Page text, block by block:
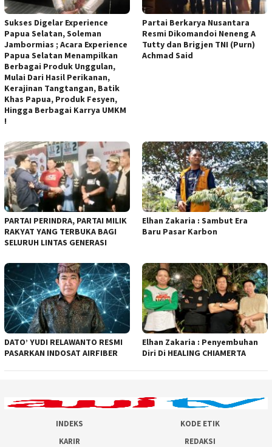
Sukses Digelar Experience
Papua Selatan, Soleman
Jambormias ; Acara Experience
Papua Selatan Menampilkan
Berbagai Produk Unggulan,
Mulai Dari Hasil Perikanan,
Kerajinan Tangtangan, Batik
Khas Papua, Produk Fesyen,
Hingga Berbagai Karrya UMKM
!
Partai Berkarya Nusantara
Resmi Dikomandoi Neneng A
Tutty dan Brigjen TNI (Purn)
Achmad Said
PARTAI PERINDRA, PARTAI MILIK
RAKYAT YANG TERBUKA BAGI
SELURUH LINTAS GENERASI
Elhan Zakaria : Sambut Era
Baru Pasar Karbon
DATO’ YUDI RELAWANTO RESMI
PASARKAN INDOSAT AIRFIBER
Elhan Zakaria : Penyembuhan
Diri Di HEALING CHIAMERTA
INDEKS
KODE ETIK
KARIR
REDAKSI